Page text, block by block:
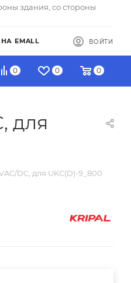
здания, со стороны
EMALL ВОЙТИ
0 0 0
для
DC, для UKC(D)-9_800